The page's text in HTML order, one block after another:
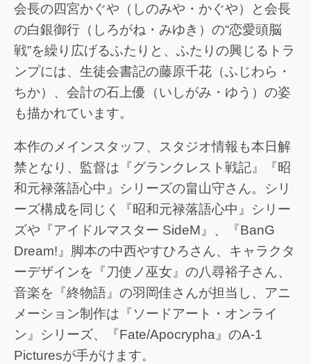
会長の四宮かぐや（しのみや・かぐや）と会長
の白銀御行（しろがね・みゆき）の“恋愛頭脳
戦”を繰り広げるふたりと、ふたりの興じるトラ
ンプには、生徒会書記の藤原千花（ふじわら・
ちか）、会計の石上優（いしがみ・ゆう）の姿
も描かれています。
本作のメインスタッフ、スタジオ情報も本日解
禁となり、監督は『グランクレスト戦記』『昭
和元禄落語心中』シリーズの畠山守さん。シリ
ーズ構成を同じく『昭和元禄落語心中』シリー
ズや『アイドルマスター SideM』、『BanG
Dream!』脚本の中西やすひろさん、キャラクタ
ーデザインを『刀使ノ巫女』の八尋裕子さん、
音楽を『終物語』の羽岡佳さんが担当し、アニ
メーション制作は『ソードアート・オンライ
ン』シリーズ、『Fate/Apocrypha』のA-1
Picturesが手がけます。